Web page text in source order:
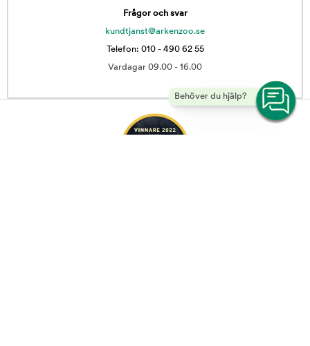
Behöver du hjälp?
Frågor och svar
kundtjanst@arkenzoo.se
Telefon: 010 - 490 62 55
Vardagar 09.00 - 16.00